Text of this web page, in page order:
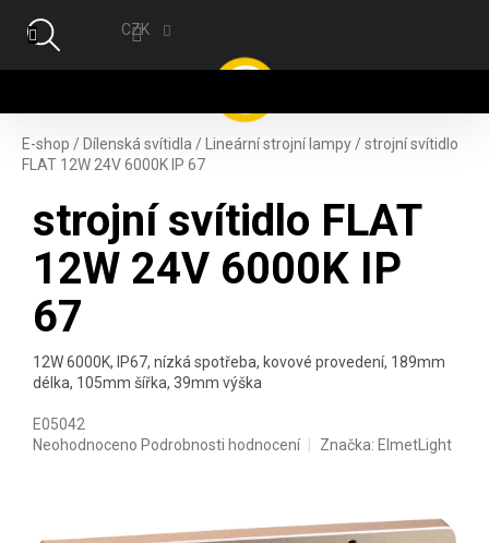
CZK
E-shop / Dílenská svítidla / Lineární strojní lampy /strojní svítidlo
FLAT 12W 24V 6000K IP 67
strojní svítidlo FLAT
12W 24V 6000K IP
67
12W 6000K, IP67, nízká spotřeba, kovové provedení, 189mm
délka, 105mm šířka, 39mm výška
E05042
Průměrné hodnocení produktu je 0,0 z 5 hvězdiček.
Neohodnoceno Podrobnosti hodnocení Značka: ElmetLight